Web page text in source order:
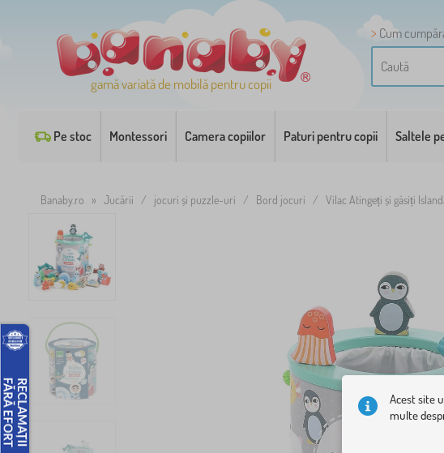
gamă variată de mobilă pentru copii
Cum
Pe stoc Montessori Camera copiilor Paturi pentru copii Saltele
Banaby.ro » Jucării / jocuri și puzzle-uri / Bord jocuri / Vilac Atingeți și găsiți
Acest site
multe